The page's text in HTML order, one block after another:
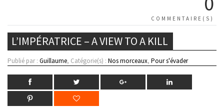
COMMENTAIRE(S)
L’IMPÉRATRICE – A VIEW TO A KILL
Publié par : Guillaume, Catégorie(s) : Nos morceaux, Pour s'évader